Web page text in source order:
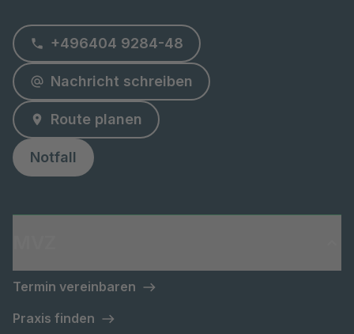
+496404 9284-48
Nachricht schreiben
Route planen
Notfall
Termin vereinbaren
Praxis finden